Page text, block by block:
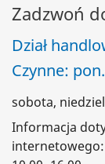
Zadzwoń
Dział
Czynne:
sobota,
Informacja
internetowego: